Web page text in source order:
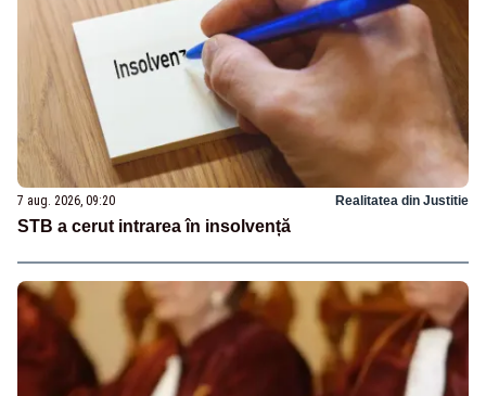
7 aug. 2026, 09:20 Realitatea din Justitie
STB a cerut intrarea în insolvență